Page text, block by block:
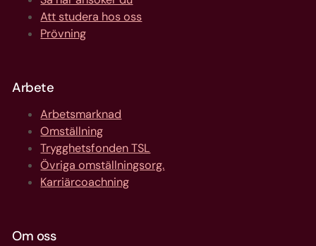
Att studera hos oss
Prövning
Arbete
Arbetsmarknad
Omställning
Trygghetsfonden TSL
Övriga omställningsorg.
Karriärcoachning
Om oss